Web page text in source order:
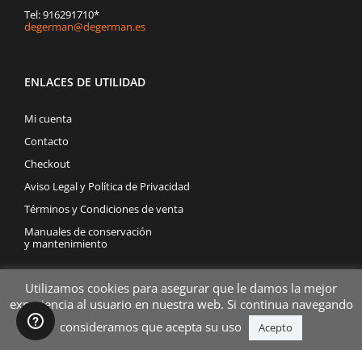
Tel: 916291710*
degerman@degerman.es
ENLACES DE UTILIDAD
Mi cuenta
Contacto
Checkout
Aviso Legal y Política de Privacidad
Términos y Condiciones de venta
Manuales de conservación
y mantenimiento
Utilizamos cookies para asegurar que le damos la mejor
experiencia al usuario en nuestra web. Si continua navegando
consideramos que acepta su uso
Acepto